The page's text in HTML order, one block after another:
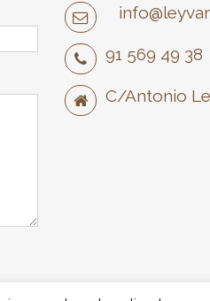
91 569 49 38
C/Antonio